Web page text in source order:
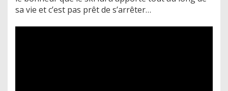
sa vie et c’est pas prêt de s’arrêter…